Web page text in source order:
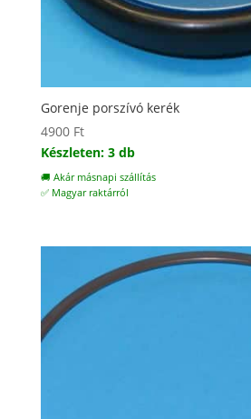
Gorenje porszívó kerék
4900 Ft
Készleten: 3 db
🚚 Akár másnapi szállítás
✅ Magyar raktárról